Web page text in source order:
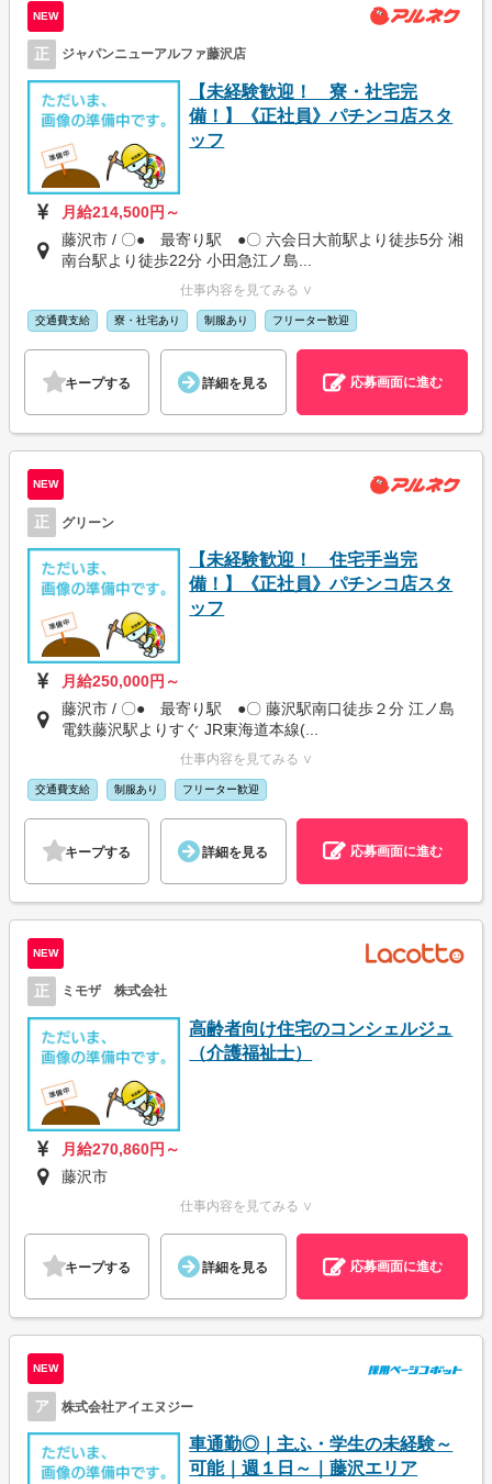
NEW
正 ジャパンニューアルファ藤沢店
【未経験歓迎！ 寮・社宅完
備！】《正社員》パチンコ店スタ
ッフ
月給214,500円～
藤沢市 / 〇● 最寄り駅 ●〇 六会日大前駅より徒歩5分 湘
南台駅より徒歩22分 小田急江ノ島...
仕事内容を見てみる ∨
交通費支給 寮・社宅あり 制服あり フリーター歓迎
キープする 詳細を見る 応募画面に進む
NEW
正 グリーン
【未経験歓迎！ 住宅手当完
備！】《正社員》パチンコ店スタ
ッフ
月給250,000円～
藤沢市 / 〇● 最寄り駅 ●〇 藤沢駅南口徒歩２分 江ノ島
電鉄藤沢駅よりすぐ JR東海道本線(...
仕事内容を見てみる ∨
交通費支給 制服あり フリーター歓迎
キープする 詳細を見る 応募画面に進む
NEW
正 ミモザ 株式会社
高齢者向け住宅のコンシェルジュ
（介護福祉士）
月給270,860円～
藤沢市
仕事内容を見てみる ∨
キープする 詳細を見る 応募画面に進む
NEW
ア 株式会社アイエヌジー
車通勤◎｜主ふ・学生の未経験～
可能｜週１日～｜藤沢エリア